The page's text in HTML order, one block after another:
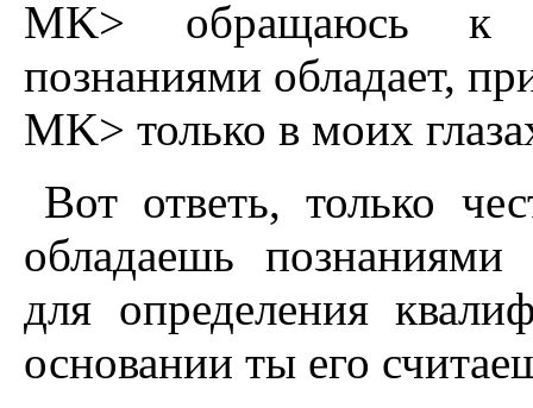
MK> обращаюсь к
познаниями обладает,
MK> только в моих
Вот ответь, только
обладаешь
для определения
основании ты его